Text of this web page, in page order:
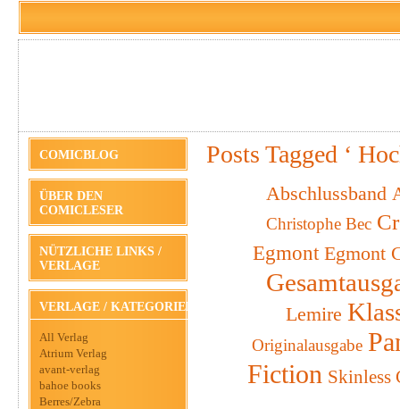
COMICBLOG
ÜBER DEN
COMICLESER
NÜTZLICHE LINKS /
VERLAGE
VERLAGE / KATEGORIEN
All Verlag
Atrium Verlag
avant-verlag
bahoe books
Berres/Zebra
Posts Tagged ‘
Abschlussband
Christophe Bec
Egmont Egmont
Lemire
Originalausgabe
Fiction Skinless